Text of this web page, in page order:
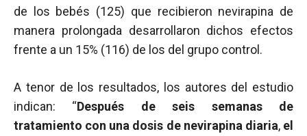
de los bebés (125) que recibieron nevirapina de
manera prolongada desarrollaron dichos efectos
frente a un 15% (116) de los del grupo control.
A tenor de los resultados, los autores del estudio
indican: “Después de seis semanas de
tratamiento con una dosis de nevirapina diaria,el